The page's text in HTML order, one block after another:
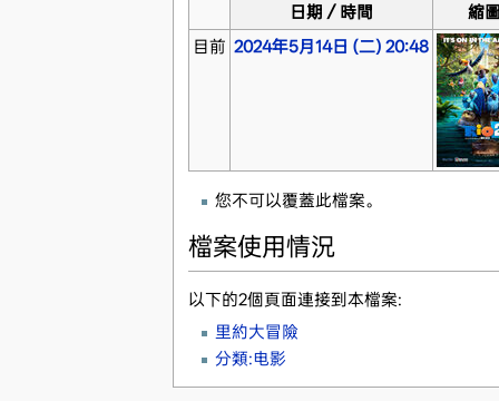
日期／時間
縮
目前 2024年5月14日 (二) 20:48
您不可以覆蓋此檔案。
檔案使用情況
以下的2個頁面連接到本檔案:
里約大冒險
分類:电影